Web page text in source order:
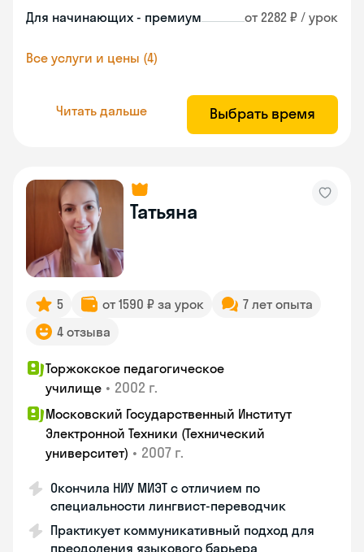
Для начинающих - премиум от 2282 ₽ / урок
Все услуги и цены (4)
Читать дальше Выбрать время
Татьяна
5 от 1590 ₽ за урок
7 лет опыта
4 отзыва
Торжокское педагогическое
училище • 2002 г.
Московский Государственный Институт
Электронной Техники (Технический
университет) • 2007 г.
Окончила НИУ МИЭТ с отличием по
специальности лингвист-переводчик
Практикует коммуникативный подход для
преодоления языкового барьера